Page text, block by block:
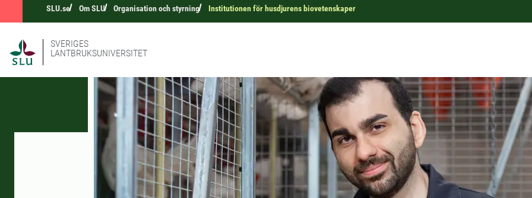
SLU.se Om SLU Organisation och styrning Institutionen för husdjurens biovetenskaper
SVERIGES
LANTBRUKSUNIVERSITET